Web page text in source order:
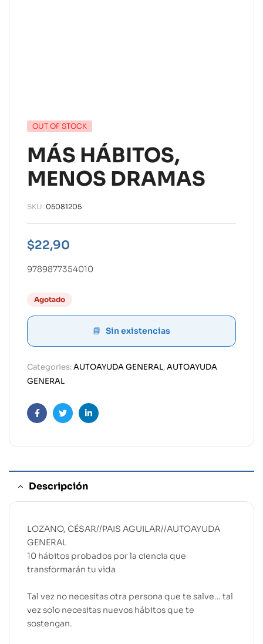
OUT OF STOCK
MÁS HÁBITOS,
MENOS DRAMAS
SKU: 05081205
$22,90
9789877354010
Agotado
Sin existencias
Categories:AUTOAYUDA GENERAL,AUTOAYUDA
GENERAL
FacebookTwitterLinkedin
Descripción
LOZANO, CÉSAR//PAIS AGUILAR//AUTOAYUDA
GENERAL
10 hábitos probados por la ciencia que
transformarán tu vida
Tal vez no necesitas otra persona que te salve… tal
vez solo necesitas nuevos hábitos que te
sostengan.